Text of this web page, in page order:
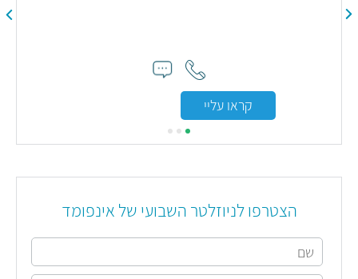
קראו עליי
הצטרפו לניוזלטר השבועי של אינפומד